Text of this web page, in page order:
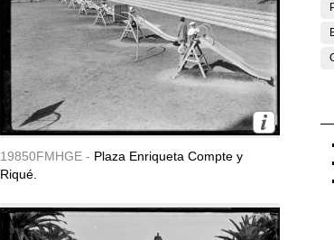
19850FMHGE - Plaza Enriqueta Compte y
Riqué.